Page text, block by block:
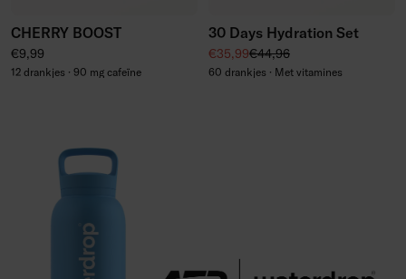
CHERRY BOOST
Normale prijs
€9,99
12 drankjes · 90 mg cafeïne
30 Days Hydration Set
Kortingsprijs
€35,99Normale prijs
€44,96
60 drankjes · Met vitamines